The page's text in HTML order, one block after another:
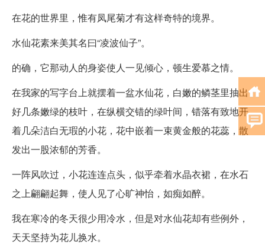
在花的世界里，惟有凤尾菊才有这样奇特的境界。
水仙花素来美其名曰“凌波仙子”。
的确，它那动人的身姿使人一见倾心，顿生爱慕之情。
在我家的写字台上就摆着一盆水仙花，白嫩的鳞茎里抽出
好几条嫩绿的枝叶，在纵横交错的绿叶间，错落有致地开
着几朵洁白无瑕的小花，花中嵌着一束黄金般的花蕊，散
发出一股浓郁的芳香。
一阵风吹过，小花连连点头，似乎牵着水晶衣裙，在水石
之上翩翩起舞，使人见了心旷神怡，如痴如醉。
我在寒冷的冬天很少用冷水，但是对水仙花却有些例外，
天天坚持为花儿换水。